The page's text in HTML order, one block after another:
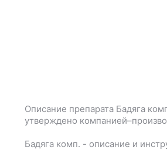
Описание препарата Бадяга
утверждено
Бадяга комп. - описание и